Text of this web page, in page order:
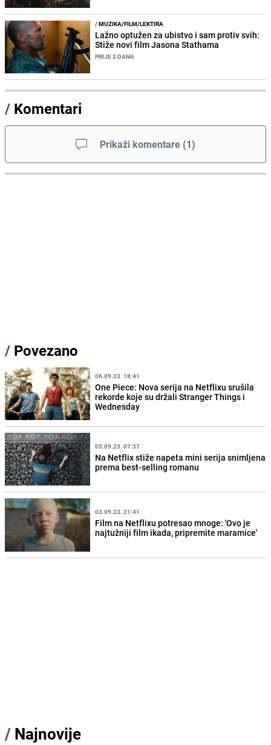
/MUZIKA/FILM/LEKTIRA
Lažno optužen za ubistvo i sam protiv svih:
Stiže novi film Jasona Stathama
PRIJE 2 DANA
/ Komentari
Prikaži komentare (1)
/ Povezano
06.09.23. 18:41
One Piece: Nova serija na Netflixu srušila
rekorde koje su držali Stranger Things i
Wednesday
05.09.23. 07:37
Na Netflix stiže napeta mini serija snimljena
prema best-selling romanu
03.09.23. 21:41
Film na Netflixu potresao mnoge: 'Ovo je
najtužniji film ikada, pripremite maramice'
/ Najnovije